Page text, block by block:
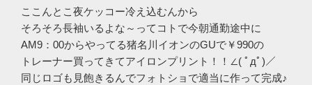
ここんとこ夜ケッコー冷え込むんから
そろそろ長袖いるよな～ってコトで今朝通勤途中に
AM9：00からやってる猪名川イオンのGUで￥990の
トレーナー買ってきてアイロンプリント！！∠( ﾟдﾟ)／
同じロゴも見飽きるんでフォトショで適当に作って完成♪